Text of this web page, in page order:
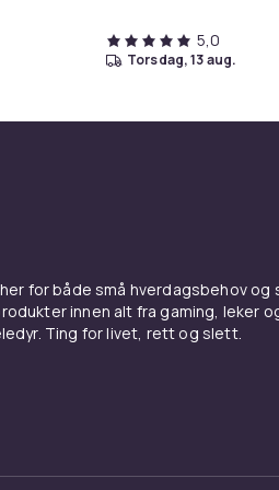
5,0
torsdag, 13 aug.
for både små hverdagsbehov og
innen alt fra gaming, leker
Ting for livet, rett og slett.